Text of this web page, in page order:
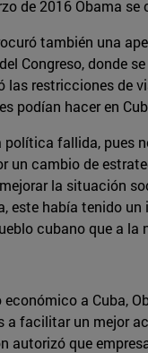
de 2016 Obama
también una
Congreso, donde
las restricciones de
podían hacer en
política fallida,
un cambio de
la situación
este había tenido
cubano que a
a Cuba,
a facilitar un mejor
autorizó que